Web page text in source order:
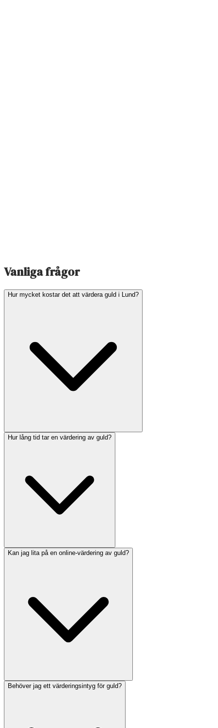
Vanliga frågor
Hur mycket kostar det att värdera guld i Lund?
Hur lång tid tar en värdering av guld?
Kan jag lita på en online-värdering av guld?
Behöver jag ett värderingsintyg för guld?